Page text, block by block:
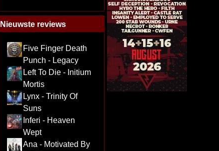
Nieuwste reviews
Five Finger Death
Punch - Legacy
Left To Die - Initium
Mortis
Lynx - Trinity Of
Suns
Inferi - Heaven
Wept
Ana - Motivated By